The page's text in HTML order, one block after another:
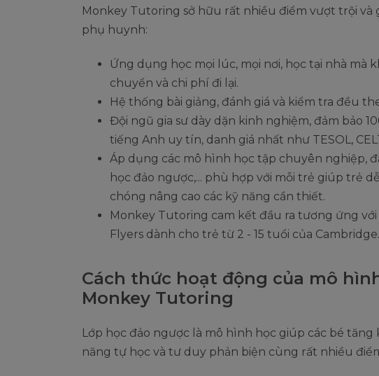
Monkey Tutoring sở hữu rất nhiều điểm vượt trội và
phụ huynh:
Ứng dụng học mọi lúc, mọi nơi, học tại nhà mà
chuyển và chi phí đi lại.
Hệ thống bài giảng, đánh giá và kiểm tra đều
Đội ngũ gia sư dày dặn kinh nghiệm, đảm bảo
tiếng Anh uy tín, danh giá nhất như TESOL,
Áp dụng các mô hình học tập chuyên nghiệp,
học đảo ngược,... phù hợp với mỗi trẻ giúp trẻ
chóng nâng cao các kỹ năng cần thiết.
Monkey Tutoring cam kết đầu ra tương ứng với
Flyers dành cho trẻ từ 2 - 15 tuổi của Cambridge.
Cách thức hoạt động của mô
Monkey Tutoring
Lớp học đảo ngược là mô hình học giúp các bé
năng tự học và tư duy phản biện cùng rất nhiều